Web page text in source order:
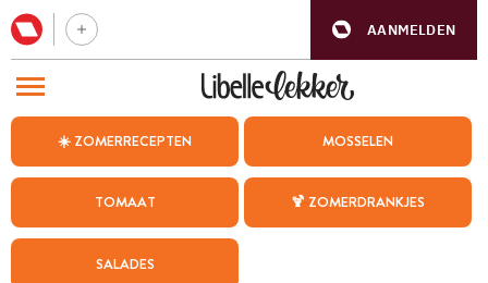
AANMELDEN
☀️ ZOMERRECEPTEN MOSSELEN
TOMAAT 🍹 ZOMERDRANKJES
SALADES
BEZOEK ONZE ANDERE WEBSITES
WEEKMENU
CHAT MET MAIA